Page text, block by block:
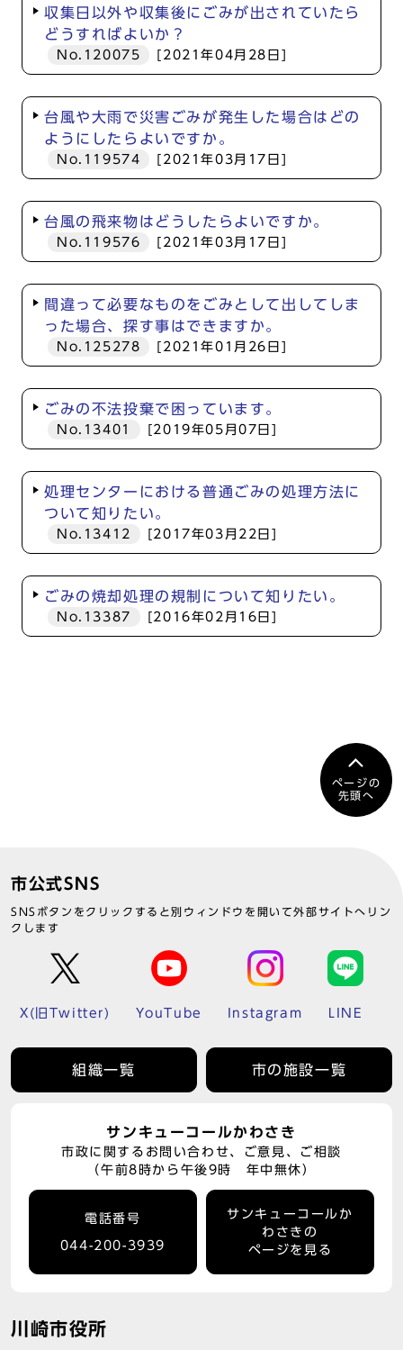
収集日以外や収集後にごみが出されていたら
どうすればよいか？
No.120075 [2021年04月28日]
台風や大雨で災害ごみが発生した場合はどの
ようにしたらよいですか。
No.119574 [2021年03月17日]
台風の飛来物はどうしたらよいですか。
No.119576 [2021年03月17日]
間違って必要なものをごみとして出してしま
った場合、探す事はできますか。
No.125278 [2021年01月26日]
ごみの不法投棄で困っています。
No.13401 [2019年05月07日]
処理センターにおける普通ごみの処理方法に
ついて知りたい。
No.13412 [2017年03月22日]
ごみの焼却処理の規制について知りたい。
No.13387 [2016年02月16日]
ページの
先頭へ
市公式SNS
SNSボタンをクリックすると別ウィンドウを開いて外部サイトへリン
クします
X(旧Twitter) YouTube Instagram LINE
組織一覧 市の施設一覧
サンキューコールかわさき
市政に関するお問い合わせ、ご意見、ご相談
（午前8時から午後9時 年中無休）
電話番号
044-200-3939
サンキューコールか
わさきの
ページを見る
川崎市役所